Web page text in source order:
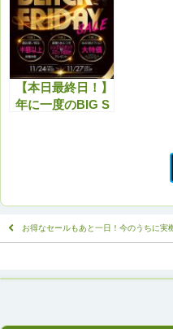
【本日最終日！】
年に一度のBIG S
お得なセールもあと一日！今のうちに実